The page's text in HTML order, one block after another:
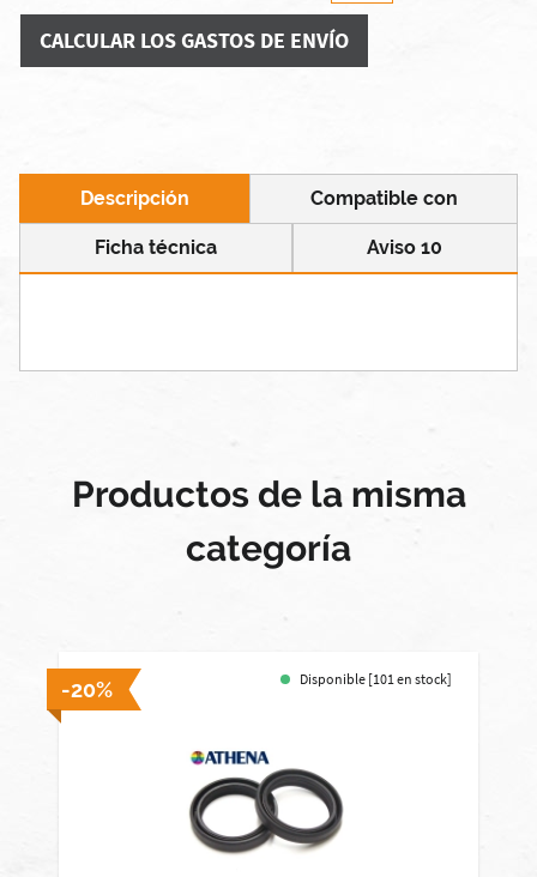
CALCULAR LOS GASTOS DE ENVÍO
Descripción Compatible con
Ficha técnica Aviso 10
Productos de la misma
categoría
-20% Disponible [101 en stock]